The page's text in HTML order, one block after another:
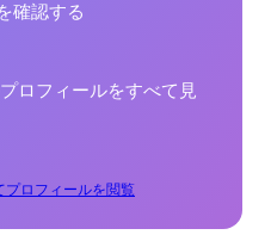
確認する
ロフィールをすべて見
プロフィールを閲覧